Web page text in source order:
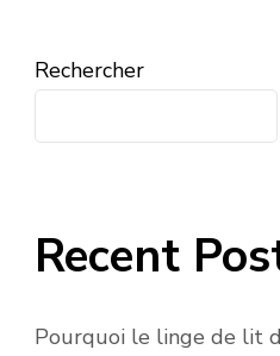
Rechercher
Recent
Pourquoi le linge de lit